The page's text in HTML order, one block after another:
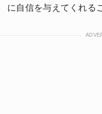
に自信を与えてくれる